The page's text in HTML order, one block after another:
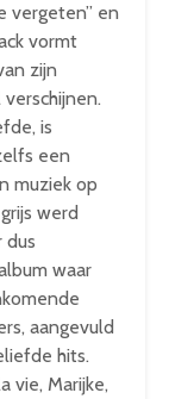
vergeten” en
vormt
zijn
is
een
muziek op
werd
dus
waar
aangevuld
hits.
vie, Marijke,